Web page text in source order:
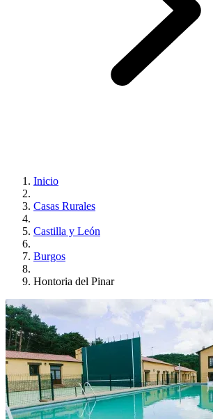
Inicio
Casas Rurales
Castilla y León
Burgos
Hontoria del Pinar